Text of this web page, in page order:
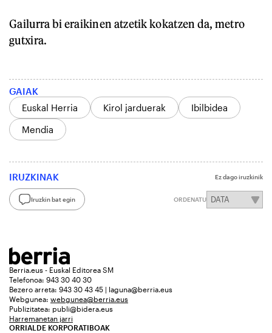
Gailurra bi eraikinen atzetik kokatzen da, metro
gutxira.
GAIAK
Euskal Herria
Kirol jarduerak
Ibilbidea
Mendia
IRUZKINAK Ez dago iruzkinik
Iruzkin bat egin ORDENATU
Berria.eus - Euskal Editorea SM
Telefonoa: 943 30 40 30
Bezero arreta: 943 30 43 45 | laguna@berria.eus
Webgunea: webgunea@berria.eus
Publizitatea: publi@bidera.eus
Harremanetan jarri
ORRIALDE KORPORATIBOAK